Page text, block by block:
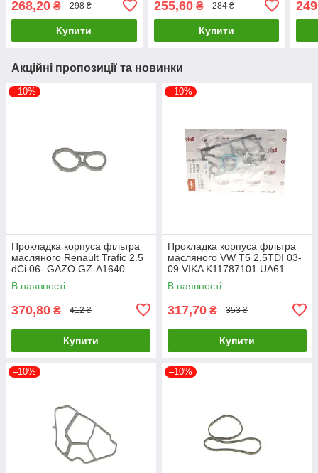
233.170 UA61
268,20 ₴ 298 ₴
Купити
B10622 UA61
255,60₴ 284 ₴
Купити
Акційні пропозиції та новинки
–10%
Прокладка корпуса фільтра
масляного Renault Trafic 2.5
dCi 06- GAZO GZ-A1640
UA61
В наявності
370,80 ₴ 412 ₴
Купити
–10%
Прокладка корпуса фільтра
масляного VW T5 2.5TDI 03-
09 VIKA K11787101 UA61
В наявності
317,70 ₴ 353 ₴
Купити
–10% –10%